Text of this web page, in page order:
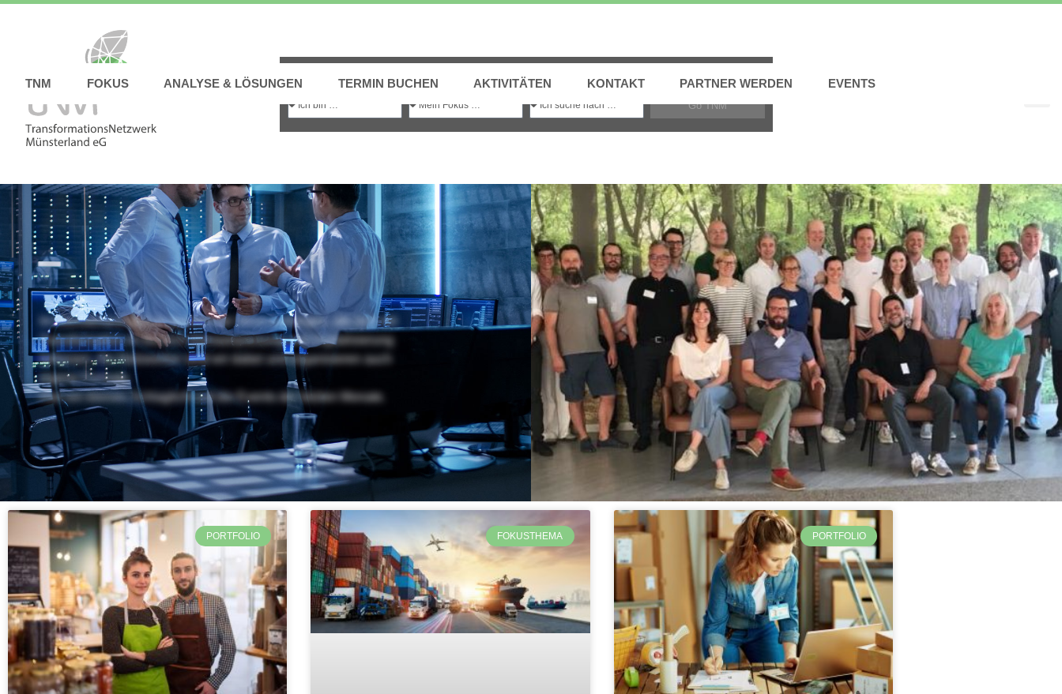
Go TNM
TNM FOKUS ANALYSE & LÖSUNGEN TERMIN BUCHEN AKTIVITÄTEN KONTAKT PARTNER WERDEN EVENTS
Aktivitäten
rund um TNM
Im Münsterland gibt es spannende Veranstaltungen, die sich mit
Transformation im Bereich Klimaanpassung und Digitalisierung
befassen. Als Netzwerker sind wir dabei und organisieren auch
eigene Formate.
Hier ein kleines Schlaglicht auf die Events der letzten Monate.
PORTFOLIO FOKUSTHEMA PORTFOLIO